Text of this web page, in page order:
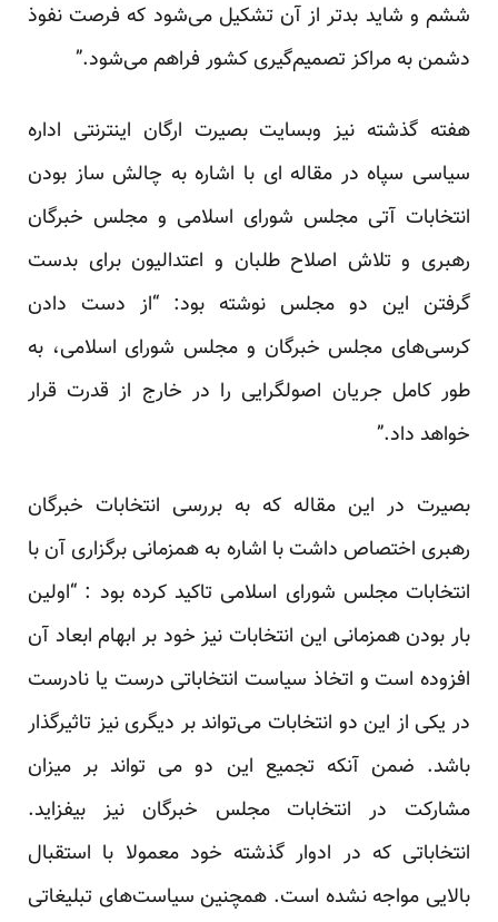
ششم و شاید بدتر از آن تشکیل می‌شود که فرصت نفوذ
دشمن به مراکز تصمیم‌گیری کشور فراهم می‌شود.”
هفته گذشته نیز وبسایت بصیرت ارگان اینترنتی اداره
سیاسی سپاه در مقاله ای با اشاره به چالش ساز بودن
انتخابات آتی مجلس شورای اسلامی و مجلس خبرگان
رهبری و تلاش اصلاح طلبان و اعتدالیون برای بدست
گرفتن این دو مجلس نوشته بود: “از دست دادن
کرسی‌های مجلس خبرگان و مجلس شورای اسلامی، به
طور کامل جریان اصولگرایی را در خارج از قدرت قرار
خواهد داد.”
بصیرت در این مقاله که به بررسی انتخابات خبرگان
رهبری اختصاص داشت با اشاره به همزمانی برگزاری آن با
انتخابات مجلس شورای اسلامی تاکید کرده بود : “اولین
بار بودن همزمانی این انتخابات نیز خود بر ابهام ابعاد آن
افزوده است و اتخاذ سیاست انتخاباتی درست یا نادرست
در یکی از این دو انتخابات می‌تواند بر دیگری نیز تاثیرگذار
باشد. ضمن آنکه تجمیع این دو می تواند بر میزان
مشارکت در انتخابات مجلس خبرگان نیز بیفزاید.
انتخاباتی که در ادوار گذشته خود معمولا با استقبال
بالایی مواجه نشده است. همچنین سیاست‌های تبلیغاتی